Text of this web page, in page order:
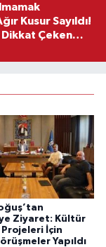
Kusur Sayıldı!
Dikkat Çeken
Ziyaret: Kültür
İçin
Yapıldı